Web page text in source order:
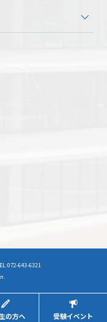
の方へ 受験イベント
高等学校受験イベント
中学校受験イベント
643-6321